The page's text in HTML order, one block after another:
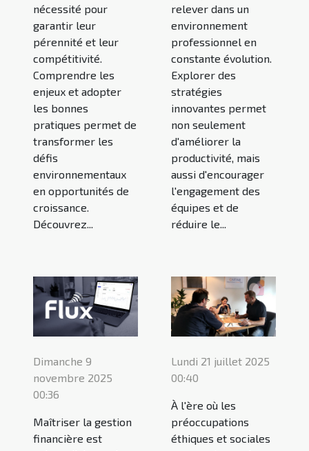
nécessité pour
garantir leur
pérennité et leur
compétitivité.
Comprendre les
enjeux et adopter
les bonnes
pratiques permet de
transformer les
défis
environnementaux
en opportunités de
croissance.
Découvrez...
relever dans un
environnement
professionnel en
constante évolution.
Explorer des
stratégies
innovantes permet
non seulement
d'améliorer la
productivité, mais
aussi d'encourager
l'engagement des
équipes et de
réduire le...
Dimanche 9
novembre 2025
00:36
Maîtriser la gestion
financière est
Lundi 21 juillet 2025
00:40
À l'ère où les
préoccupations
éthiques et sociales